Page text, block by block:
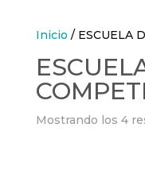
Inicio / ESCUELA
Mostrando los 4